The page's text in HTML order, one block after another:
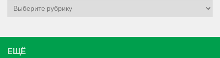
Рубрики
ЕЩЁ